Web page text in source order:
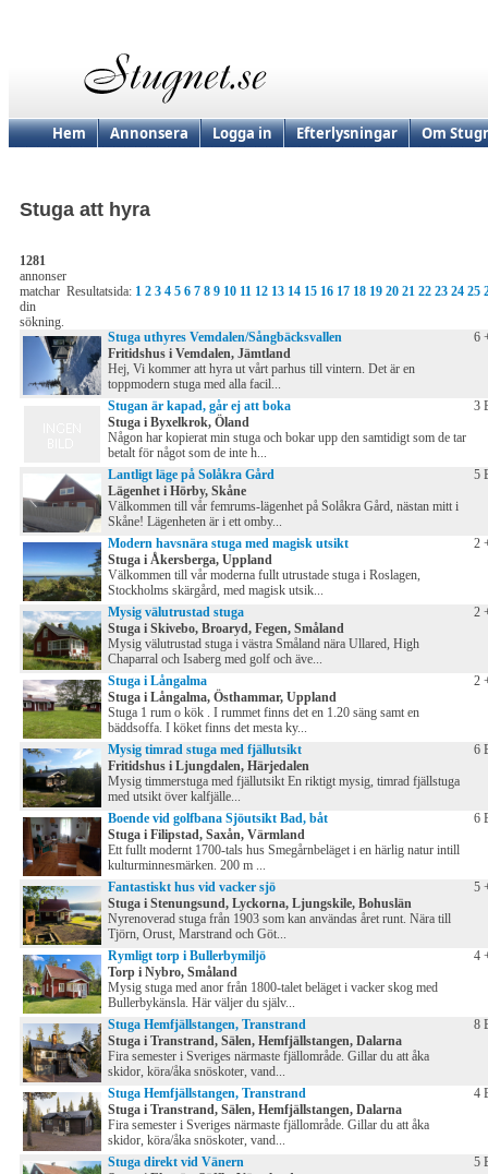
Hem Annonsera Logga in Efterlysningar Om
Stuga att hyra
1281
annonser
matchar
din
sökning.
Resultatsida: 1 2 3 4 5 6 7 8 9 10 11 12 13 14 15 16 17 18 19 20 21 22 23 24 25
Stuga uthyres Vemdalen/Sångbäcksvallen
Fritidshus i Vemdalen, Jämtland
Hej, Vi kommer att hyra ut vårt parhus till vintern. Det är en
toppmodern stuga med alla facil...
6
Stugan är kapad, går ej att boka
Stuga i Byxelkrok, Öland
Någon har kopierat min stuga och bokar upp den samtidigt som de tar
betalt för något som de inte h...
3
Lantligt läge på Solåkra Gård
Lägenhet i Hörby, Skåne
Välkommen till vår femrums-lägenhet på Solåkra Gård, nästan mitt i
Skåne! Lägenheten är i ett omby...
5
Modern havsnära stuga med magisk utsikt
Stuga i Åkersberga, Uppland
Välkommen till vår moderna fullt utrustade stuga i Roslagen,
Stockholms skärgård, med magisk utsik...
2
Mysig välutrustad stuga
Stuga i Skivebo, Broaryd, Fegen, Småland
Mysig välutrustad stuga i västra Småland nära Ullared, High
Chaparral och Isaberg med golf och äve...
2
Stuga i Långalma
Stuga i Långalma, Östhammar, Uppland
Stuga 1 rum o kök . I rummet finns det en 1.20 säng samt en
bäddsoffa. I köket finns det mesta ky...
2
Mysig timrad stuga med fjällutsikt
Fritidshus i Ljungdalen, Härjedalen
Mysig timmerstuga med fjällutsikt En riktigt mysig, timrad fjällstuga
med utsikt över kalfjälle...
6
Boende vid golfbana Sjöutsikt Bad, båt
Stuga i Filipstad, Saxån, Värmland
Ett fullt modernt 1700-tals hus Smegårnbeläget i en härlig natur intill
kulturminnesmärken. 200 m ...
6
Fantastiskt hus vid vacker sjö
Stuga i Stenungsund, Lyckorna, Ljungskile, Bohuslän
Nyrenoverad stuga från 1903 som kan användas året runt. Nära till
Tjörn, Orust, Marstrand och Göt...
5
Rymligt torp i Bullerbymiljö
Torp i Nybro, Småland
Mysig stuga med anor från 1800-talet beläget i vacker skog med
Bullerbykänsla. Här väljer du själv...
4
Stuga Hemfjällstangen, Transtrand
Stuga i Transtrand, Sälen, Hemfjällstangen, Dalarna
Fira semester i Sveriges närmaste fjällområde. Gillar du att åka
skidor, köra/åka snöskoter, vand...
8
Stuga Hemfjällstangen, Transtrand
Stuga i Transtrand, Sälen, Hemfjällstangen, Dalarna
Fira semester i Sveriges närmaste fjällområde. Gillar du att åka
skidor, köra/åka snöskoter, vand...
4
Stuga direkt vid Vänern
5